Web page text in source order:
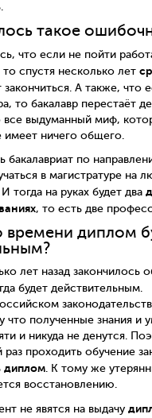
такое
что если не пойти
спустя несколько лет
А также, что
то бакалавр перестаёт
выдуманный миф,
имеет ничего общего.
бакалавриат по
в магистратуре на
тогда на руках будет два
, то есть две
времени диплом
лет назад закончилось
будет действительным.
что полученные знания и
и никуда не денутся.
проходить обучение
диплом. К тому же
восстановлению.
не явятся на выдачу